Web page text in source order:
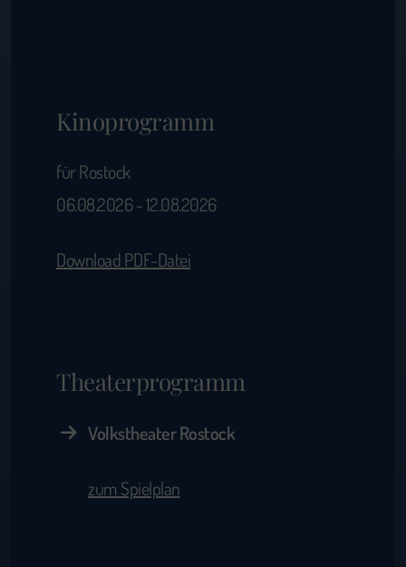
Kinoprogramm
für Rostock
06.08.2026 - 12.08.2026
Download PDF-Datei
Theaterprogramm
Volkstheater Rostock
zum Spielplan